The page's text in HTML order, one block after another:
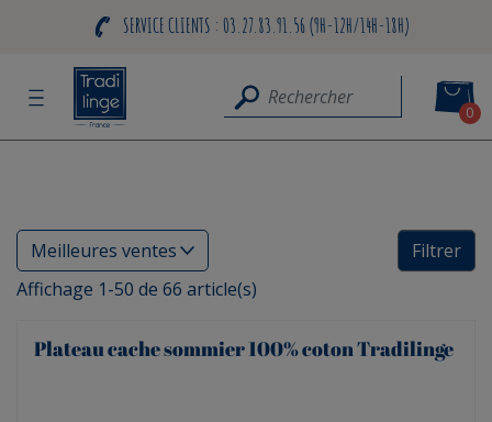
Le site du fabricant
0
Filtrer
Affichage 1-50 de 66 article(s)
Plateau cache sommier 100% coton Tradilinge